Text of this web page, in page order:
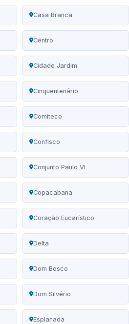
Casa Branca
Centro
Cidade Jardim
Cinquentenário
Comiteco
Confisco
Conjunto Paulo VI
Copacabana
Coração Eucarístico
Delta
Dom Bosco
Dom Silvério
Esplanada